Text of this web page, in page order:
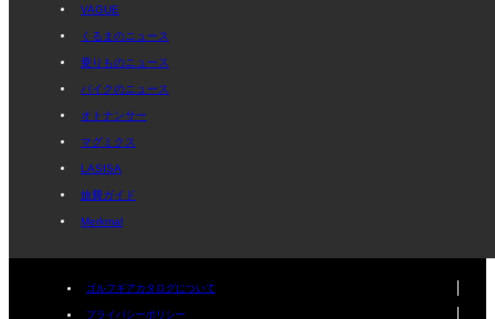
VAGUE
くるまのニュース
乗りものニュース
バイクのニュース
オトナンサー
マグミクス
LASISA
旅費ガイド
Merkmal
ゴルフギアカタログについて
プライパシーポリシー